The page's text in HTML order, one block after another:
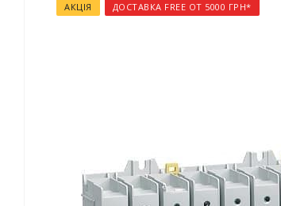
АКЦІЯ ДОСТАВКА FREE ОТ 5000 ГРН*